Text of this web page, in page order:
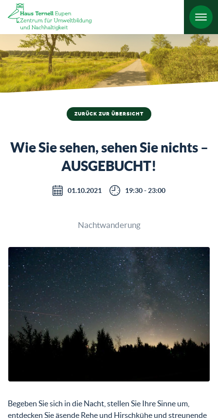
ZURÜCK ZUR ÜBERSICHT
Wie Sie sehen, sehen Sie nichts –
AUSGEBUCHT!
01.10.2021 19:30 - 23:00
Nachtwanderung
Begeben Sie sich in die Nacht, stellen Sie Ihre Sinne um,
entdecken Sie äsende Rehe und Hirschkühe und streunende